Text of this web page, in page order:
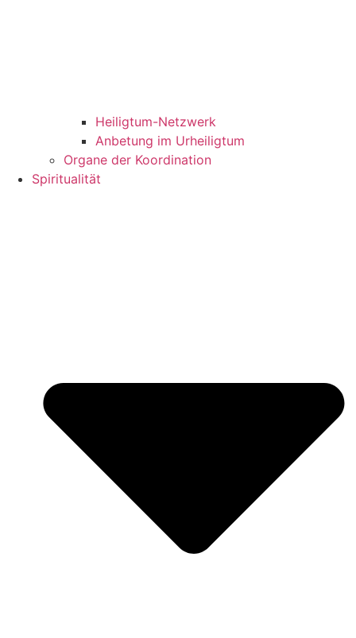
Heiligtum-Netzwerk
Anbetung im Urheiligtum
Organe der Koordination
Spiritualität